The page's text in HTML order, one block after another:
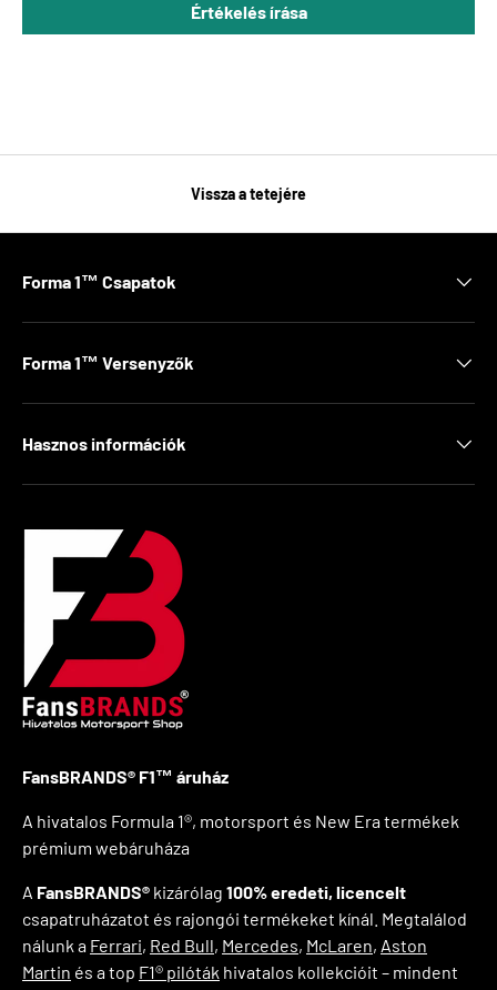
Értékelés írása
Vissza a tetejére
Forma 1™ Csapatok
Forma 1™ Versenyzők
Hasznos információk
FansBRANDS® F1™ áruház
A hivatalos Formula 1®, motorsport és New Era termékek
prémium webáruháza
A FansBRANDS® kizárólag 100% eredeti, licencelt
csapatruházatot és rajongói termékeket kínál. Megtalálod
nálunk a Ferrari, Red Bull, Mercedes, McLaren, Aston
Martin és a top F1® pilóták hivatalos kollekcióit – mindent